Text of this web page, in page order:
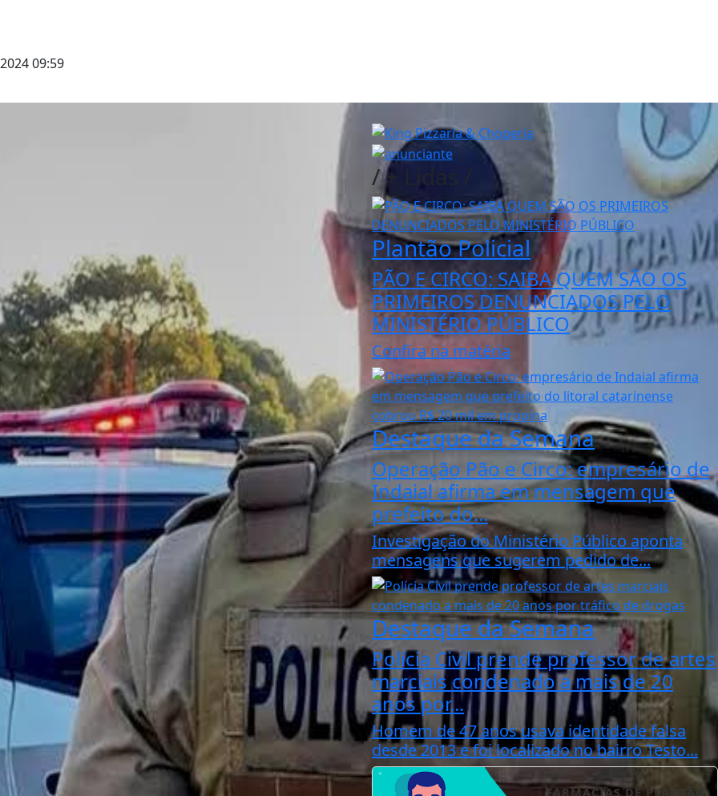
09:59
/+ Lidas /
Plantão Policial
PÃO E CIRCO: SAIBA QUEM SÃO OS
PRIMEIROS DENUNCIADOS PELO
MINISTÉRIO PÚBLICO
Confira na matéria
Destaque da Semana
Operação Pão e Circo: empresário de
Indaial afirma em mensagem que
prefeito do...
Investigação do Ministério Público aponta
mensagens que sugerem pedido de...
Destaque da Semana
Polícia Civil prende professor de artes
marciais condenado a mais de 20
anos por...
Homem de 47 anos usava identidade falsa
desde 2013 e foi localizado no bairro Testo...
FARMÁCIAS DE PLANTÃO